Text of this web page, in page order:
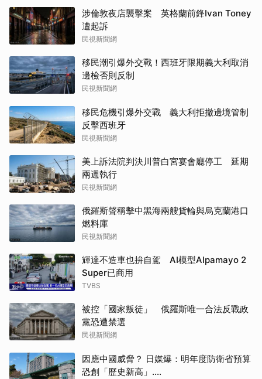
涉倫敦夜店襲擊案 英格蘭前鋒Ivan Toney
遭起訴
民視新聞網
移民潮引爆外交戰！西班牙限期義大利取消
邊檢否則反制
民視新聞網
移民危機引爆外交戰 義大利拒撤邊境管制
反擊西班牙
民視新聞網
美上訴法院判決川普白宮宴會廳停工 延期
兩週執行
民視新聞網
俄羅斯聲稱擊中黑海兩艘貨輪與烏克蘭港口
燃料庫
民視新聞網
輝達不造車也拚自駕 AI模型Alpamayo 2
Super已商用
TVBS
被控「國家叛徒」 俄羅斯唯一合法反戰政
黨恐遭禁選
民視新聞網
因應中國威脅？ 日媒爆：明年度防衛省預算
恐創「歷史新高」....